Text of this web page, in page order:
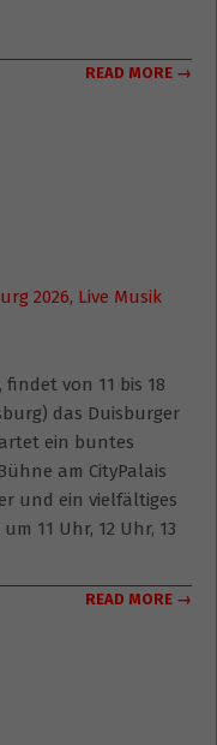
READ MORE →
2026, Live Musik
findet von 11 bis 18
das Duisburger
ein buntes
am CityPalais
und ein vielfältiges
11 Uhr, 12 Uhr, 13
READ MORE →